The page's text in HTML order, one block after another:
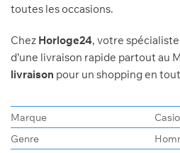
toutes les occasions.
Chez Horloge24, votre spécialiste
d’une livraison rapide partout au
livraison pour un shopping en
Marque
Casio
Genre